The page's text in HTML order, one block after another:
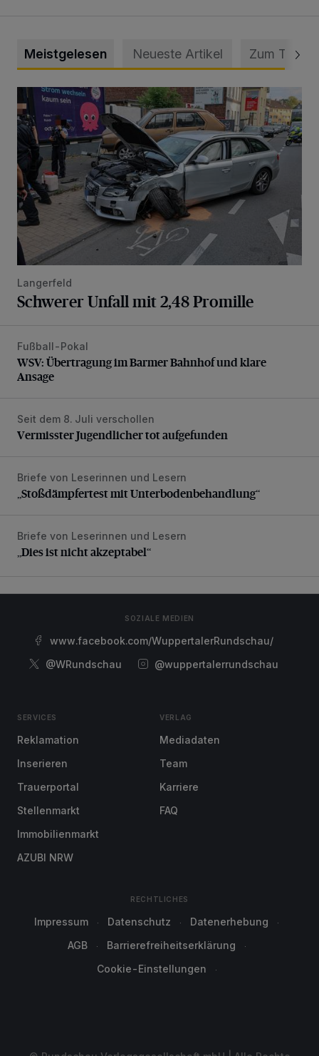
Meistgelesen Neueste Artikel Zum Thema
Schwerer Unfall mit 2,48 Promille
Langerfeld
Schwerer Unfall mit 2,48 Promille
WSV: Übertragung im Barmer Bahnhof und klare Ansage
Fußball-Pokal
WSV: Übertragung im Barmer Bahnhof und klare
Ansage
Vermisster Jugendlicher tot aufgefunden
Seit dem 8. Juli verschollen
Vermisster Jugendlicher tot aufgefunden
„Stoßdämpfertest mit Unterbodenbehandlung“
Briefe von Leserinnen und Lesern
„Stoßdämpfertest mit Unterbodenbehandlung“
„Dies ist nicht akzeptabel“
Briefe von Leserinnen und Lesern
„Dies ist nicht akzeptabel“
SOZIALE MEDIEN
www.facebook.com/WuppertalerRundschau/
@WRundschau
@wuppertalerrundschau
SERVICES
Reklamation
Inserieren
Trauerportal
Stellenmarkt
Immobilienmarkt
AZUBI NRW
VERLAG
Mediadaten
Team
Karriere
FAQ
RECHTLICHES
Impressum Datenschutz
Datenerhebung
AGB
Barrierefreiheitserklärung
Cookie-Einstellungen